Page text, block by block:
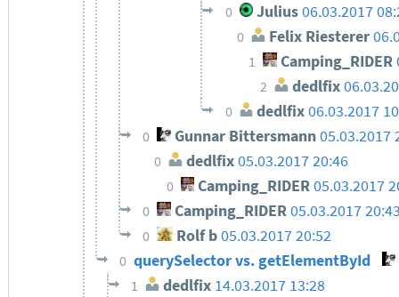
0 Julius06.03.2017
0 Felix Riesterer
1 Camping_RIDER
2 dedlfix
0 dedlfix06.03.2017
0 Gunnar Bittersmann05.03.2017
0 dedlfix05.03.2017 20:46
0 Camping_RIDER05.03.2017
0 Camping_RIDER05.03.2017
0 Rolf b05.03.2017 20:52
0 querySelector vs. getElementById
1 dedlfix 14.03.2017 13:28